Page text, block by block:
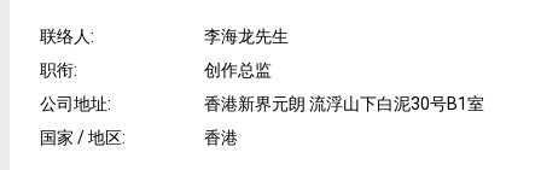
联络人:
李海龙先生
职衔:
创作总监
公司地址:
香港新界元朗 流浮山下白泥30号B1室
国家 / 地区: 香港